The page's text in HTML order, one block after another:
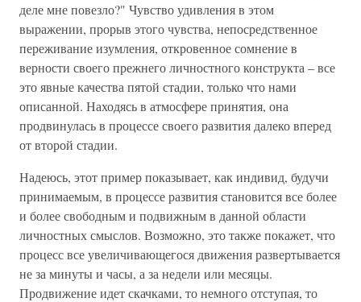
деле мне повезло?" Чувство удивления в этом
выражении, прорыв этого чувства, непосредственное
переживание изумления, откровенное сомнение в
верности своего прежнего личностного конструкта – все
это явные качества пятой стадии, только что нами
описанной. Находясь в атмосфере принятия, она
продвинулась в процессе своего развития далеко вперед
от второй стадии.
Надеюсь, этот пример показывает, как индивид, будучи
принимаемым, в процессе развития становится все более
и более свободным и подвижным в данной области
личностных смыслов. Возможно, это также покажет, что
процесс все увеличивающегося движения развертывается
не за минуты и часы, а за недели или месяцы.
Продвижение идет скачками, то немного отступая, то